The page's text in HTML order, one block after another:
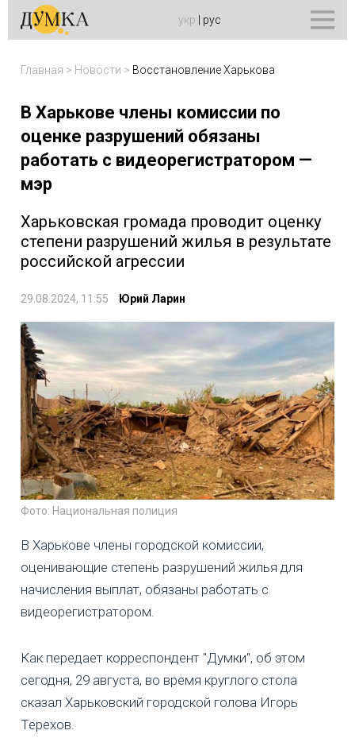
укр рус
Главная > Новости > Восстановление Харькова
В Харькове члены комиссии по
оценке разрушений обязаны
работать с видеорегистратором —
мэр
Харьковская громада проводит оценку
степени разрушений жилья в результате
российской агрессии
29.08.2024, 11:55 Юрий Ларин
Фото: Национальная полиция
В Харькове члены городской комиссии,
оценивающие степень разрушений жилья для
начисления выплат, обязаны работать с
видеорегистратором.
Как передает корреспондент "Думки", об этом
сегодня, 29 августа, во время круглого стола
сказал Харьковский городской голова Игорь
Терехов.